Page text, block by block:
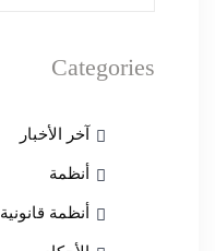
Categories
آخر الأخبار
أنظمة
أنظمة قانونية